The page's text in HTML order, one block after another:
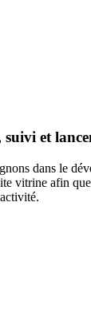
suivi et
dans le
vitrine afin